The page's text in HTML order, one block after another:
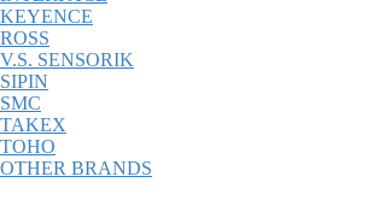
KEYENCE
ROSS
V.S. SENSORIK
SIPIN
SMC
TAKEX
TOHO
OTHER BRANDS